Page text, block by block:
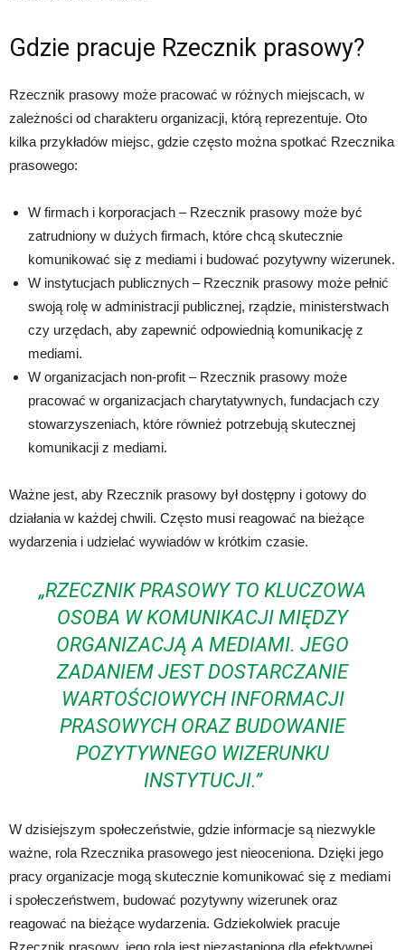
Gdzie pracuje Rzecznik prasowy?
Rzecznik prasowy może pracować w różnych miejscach, w
zależności od charakteru organizacji, którą reprezentuje. Oto
kilka przykładów miejsc, gdzie często można spotkać Rzecznika
prasowego:
W firmach i korporacjach – Rzecznik prasowy może być
zatrudniony w dużych firmach, które chcą skutecznie
komunikować się z mediami i budować pozytywny wizerunek.
W instytucjach publicznych – Rzecznik prasowy może pełnić
swoją rolę w administracji publicznej, rządzie, ministerstwach
czy urzędach, aby zapewnić odpowiednią komunikację z
mediami.
W organizacjach non-profit – Rzecznik prasowy może
pracować w organizacjach charytatywnych, fundacjach czy
stowarzyszeniach, które również potrzebują skutecznej
komunikacji z mediami.
Ważne jest, aby Rzecznik prasowy był dostępny i gotowy do
działania w każdej chwili. Często musi reagować na bieżące
wydarzenia i udzielać wywiadów w krótkim czasie.
„RZECZNIK PRASOWY TO KLUCZOWA
OSOBA W KOMUNIKACJI MIĘDZY
ORGANIZACJĄ A MEDIAMI. JEGO
ZADANIEM JEST DOSTARCZANIE
WARTOŚCIOWYCH INFORMACJI
PRASOWYCH ORAZ BUDOWANIE
POZYTYWNEGO WIZERUNKU
INSTYTUCJI.”
W dzisiejszym społeczeństwie, gdzie informacje są niezwykle
ważne, rola Rzecznika prasowego jest nieoceniona. Dzięki jego
pracy organizacje mogą skutecznie komunikować się z mediami
i społeczeństwem, budować pozytywny wizerunek oraz
reagować na bieżące wydarzenia. Gdziekolwiek pracuje
Rzecznik prasowy, jego rola jest niezastąpiona dla efektywnej